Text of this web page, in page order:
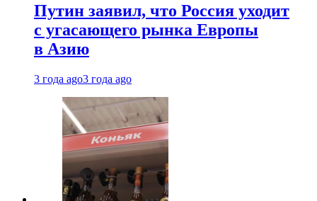
Путин заявил, что Россия уходит
с угасающего рынка Европы
в Азию
3 года ago3 года ago